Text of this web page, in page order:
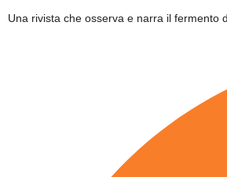
Una rivista che osserva e narra il fermento